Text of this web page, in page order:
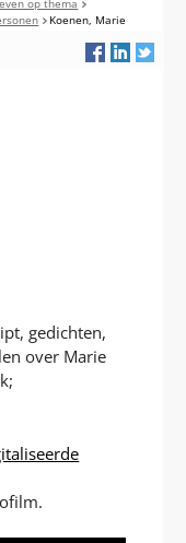
Koenen, Marie
gedichten,
over Marie